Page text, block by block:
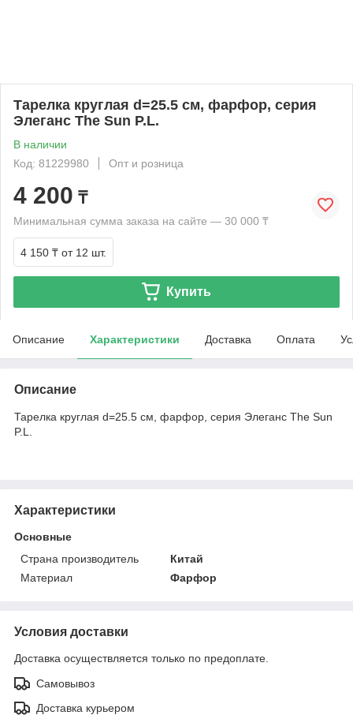
Тарелка круглая d=25.5 см, фарфор, серия
Элеганс The Sun P.L.
В наличии
Код: 81229980
Опт и розница
4 200 ₸
Минимальная сумма заказа на сайте — 30 000 ₸
4 150 ₸ от 12 шт.
Купить
Описание Характеристики Доставка Оплата
Описание
Тарелка круглая d=25.5 см, фарфор, серия Элеганс The Sun
P.L.
Характеристики
Основные
Страна производитель
Китай
Материал
Фарфор
Условия доставки
Доставка осуществляется только по предоплате.
Самовывоз
Доставка курьером